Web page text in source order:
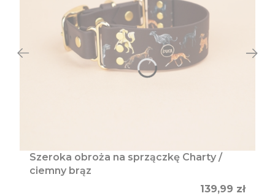
Szeroka obroża na sprzączkę Charty /
ciemny brąz
Cena
139,99 zł